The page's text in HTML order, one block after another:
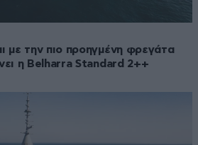
με την πιο προηγμένη φρεγάτα
η Belharra Standard 2++